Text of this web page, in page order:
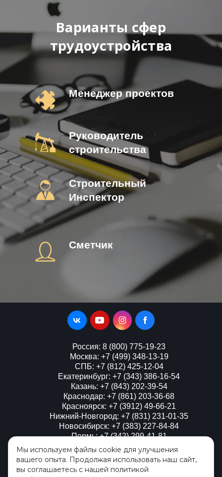
Варианты сфер
трудоустройства
Менеджер проектов
Руководитель
строительства
Строительный
Инспектор
Сметчик
Россия: 8 (800) 775-19-23
Москва: +7 (499) 348-13-19
СПБ: +7 (812) 425-12-04
Екатеринбург: +7 (343) 386-16-54
Казань: +7 (843) 202-39-54
Краснодар: +7 (861) 203-36-68
Красноярск: +7 (3912) 49-66-21
Нижний-Новгород: +7 (831) 231-01-35
Новосибирск: +7 (383) 227-84-84
Пермь: +7 (342) 299-41-81
Ростов-на-Дону: +7 (8633) 03-34-56
Самара: +7 (846) 229-55-37
Мы используем файлы cookie для улучшения
вашего опыта. Продолжая использовать наш сайт,
вы соглашаетесь с нашей политикой